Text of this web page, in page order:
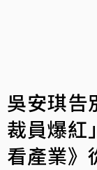
吳安琪告
裁員爆紅
看產業》